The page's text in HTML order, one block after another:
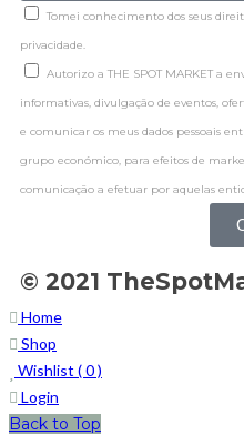
Tomei conhecimento dos seus
privacidade.
Autorizo a THE SPOT MARKET a
informativas, divulgação de eventos,
e comunicar os meus dados pessoais
grupo económico, para efeitos de
comunicação a efetuar por aquelas
© 2021
Home
Shop
Wishlist (0)
Login
Back to Top